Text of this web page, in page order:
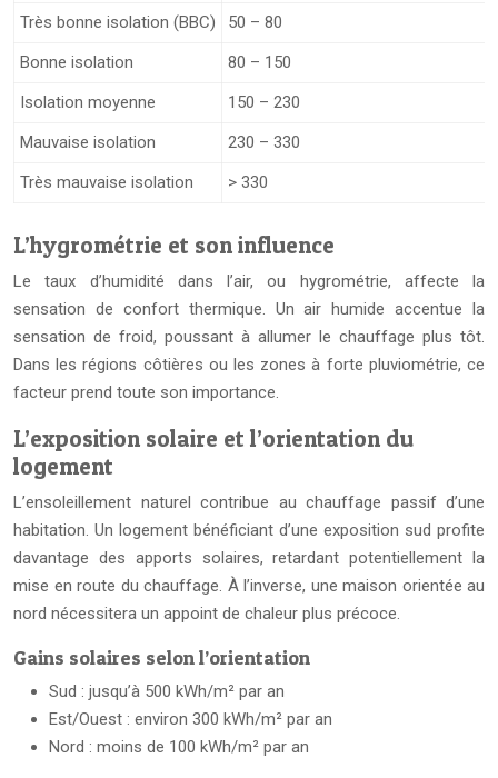
Très bonne isolation (BBC)
50 – 80
Bonne isolation
80 – 150
Isolation moyenne
150 – 230
Mauvaise isolation
230 – 330
Très mauvaise isolation
> 330
L’hygrométrie et son influence
Le taux d’humidité dans l’air, ou hygrométrie, affecte la
sensation de confort thermique. Un air humide accentue la
sensation de froid, poussant à allumer le chauffage plus tôt.
Dans les régions côtières ou les zones à forte pluviométrie, ce
facteur prend toute son importance.
L’exposition solaire et l’orientation du
logement
L’ensoleillement naturel contribue au chauffage passif d’une
habitation. Un logement bénéficiant d’une exposition sud profite
davantage des apports solaires, retardant potentiellement la
mise en route du chauffage. À l’inverse, une maison orientée au
nord nécessitera un appoint de chaleur plus précoce.
Gains solaires selon l’orientation
Sud : jusqu’à 500 kWh/m² par an
Est/Ouest : environ 300 kWh/m² par an
Nord : moins de 100 kWh/m² par an